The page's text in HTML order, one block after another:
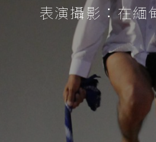
表演攝影：在緬